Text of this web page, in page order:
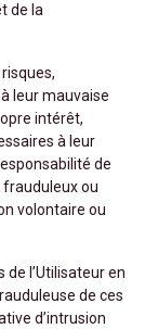
de la
leur mauvaise
intérêt,
à leur
de
frauduleux ou
volontaire ou
de l’Utilisateur en
de ces
d’intrusion